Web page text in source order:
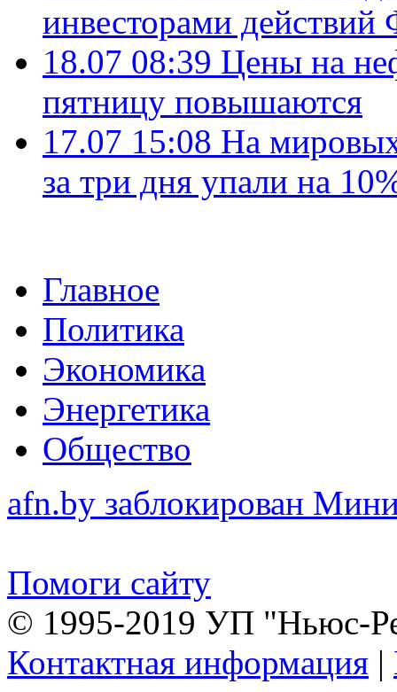
инвесторами
18.07 08:39 Цены на
пятницу повышаются
17.07 15:08 На
за три дня упали на
Главное
Политика
Экономика
Энергетика
Общество
afn.by заблокирован
Помоги сайту
© 1995-2019 УП "Ньюс-
Контактная информация |